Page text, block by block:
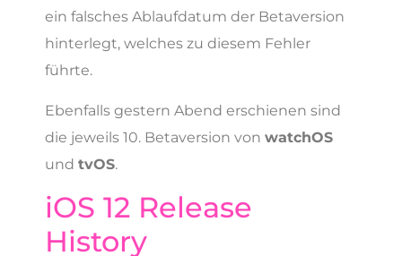
ein falsches Ablaufdatum der Betaversion
hinterlegt, welches zu diesem Fehler
führte.
Ebenfalls gestern Abend erschienen sind
die jeweils 10. Betaversion von watchOS
und tvOS.
iOS 12 Release
History